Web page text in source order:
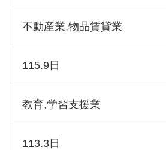
不動産業,物品賃貸業
115.9日
教育,学習支援業
113.3日